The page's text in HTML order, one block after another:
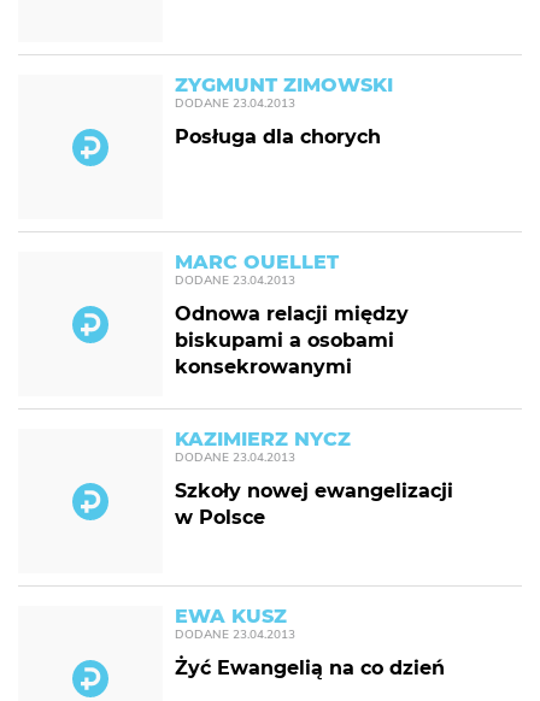
ZYGMUNT ZIMOWSKI
DODANE 23.04.2013
Posługa dla chorych
MARC OUELLET
DODANE 23.04.2013
Odnowa relacji między
biskupami a osobami
konsekrowanymi
KAZIMIERZ NYCZ
DODANE 23.04.2013
Szkoły nowej ewangelizacji
w Polsce
EWA KUSZ
DODANE 23.04.2013
Żyć Ewangelią na co dzień